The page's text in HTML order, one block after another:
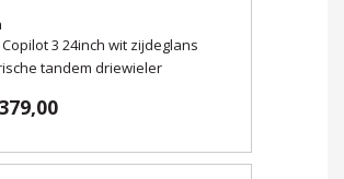
3 24inch wit zijdeglans
tandem driewieler